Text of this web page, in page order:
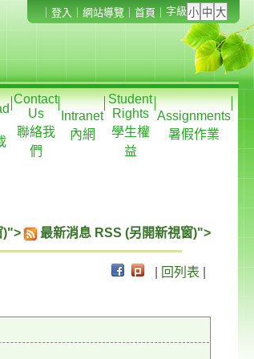
登入 網站導覽 首頁 字級
Contact
Us
聯絡我
們
Intranet
內網
Student
Rights
學生權
益
Assignments
暑假作業
)"> 最新消息 RSS (另開新視窗)">
回列表